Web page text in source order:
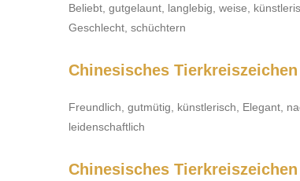
Beliebt, gutgelaunt, langlebig, weise,
Geschlecht, schüchtern
Chinesisches
Freundlich, gutmütig, künstlerisch, Elegant,
leidenschaftlich
Chinesisches